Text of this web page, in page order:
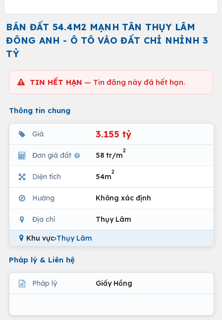
BÁN ĐẤT 54.4M2 MẠNH TÂN THỤY LÂM
ĐÔNG ANH - Ô TÔ VÀO ĐẤT CHỈ NHỈNH 3
TỶ
TIN HẾT HẠN — Tin đăng này đã hết hạn.
Thông tin chung
Giá 3.155 tỷ
Đơn giá đất 58 tr/m
2
Diện tích 54m
2
Hướng Không xác định
Địa chỉ Thụy Lâm
Khu vực›Thụy Lâm
Pháp lý & Liên hệ
Pháp lý Giấy Hồng